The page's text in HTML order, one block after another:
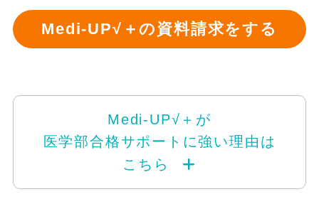
Medi-UP√＋の資料請求をする
Medi-UP√＋が
医学部合格サポートに強い理由は
こちら